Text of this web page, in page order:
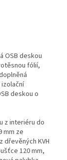
OSB deskou
fólií,
deskou o
z interiéru do
mm ze
KVH
120 mm,